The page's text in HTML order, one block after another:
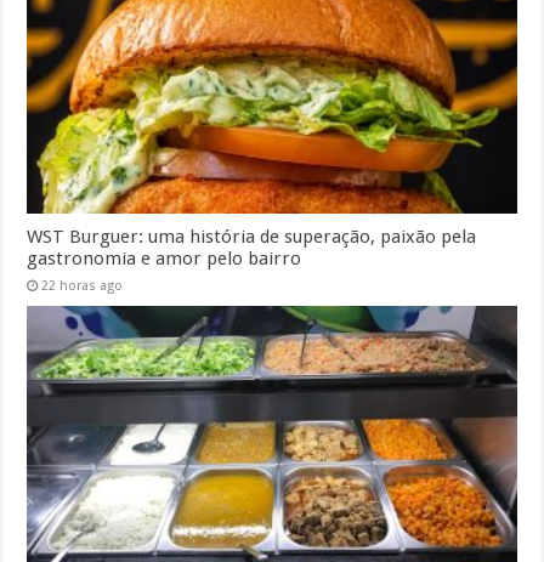
WST Burguer: uma história de superação, paixão pela
gastronomia e amor pelo bairro
22 horas ago